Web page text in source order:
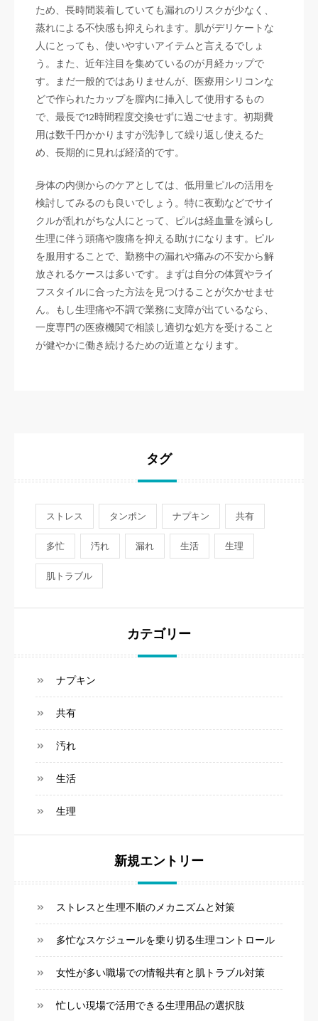
ため、長時間装着していても漏れのリスクが少なく、
蒸れによる不快感も抑えられます。肌がデリケートな
人にとっても、使いやすいアイテムと言えるでしょ
う。また、近年注目を集めているのが月経カップで
す。まだ一般的ではありませんが、医療用シリコンな
どで作られたカップを膣内に挿入して使用するもの
で、最長で12時間程度交換せずに過ごせます。初期費
用は数千円かかりますが洗浄して繰り返し使えるた
め、長期的に見れば経済的です。
身体の内側からのケアとしては、低用量ピルの活用を
検討してみるのも良いでしょう。特に夜勤などでサイ
クルが乱れがちな人にとって、ピルは経血量を減らし
生理に伴う頭痛や腹痛を抑える助けになります。ピル
を服用することで、勤務中の漏れや痛みの不安から解
放されるケースは多いです。まずは自分の体質やライ
フスタイルに合った方法を見つけることが欠かせませ
ん。もし生理痛や不調で業務に支障が出ているなら、
一度専門の医療機関で相談し適切な処方を受けること
が健やかに働き続けるための近道となります。
タグ
ストレス タンポン ナプキン 共有
多忙 汚れ 漏れ 生活 生理
肌トラブル
カテゴリー
ナプキン
共有
汚れ
生活
生理
新規エントリー
ストレスと生理不順のメカニズムと対策
多忙なスケジュールを乗り切る生理コントロール
女性が多い職場での情報共有と肌トラブル対策
忙しい現場で活用できる生理用品の選択肢